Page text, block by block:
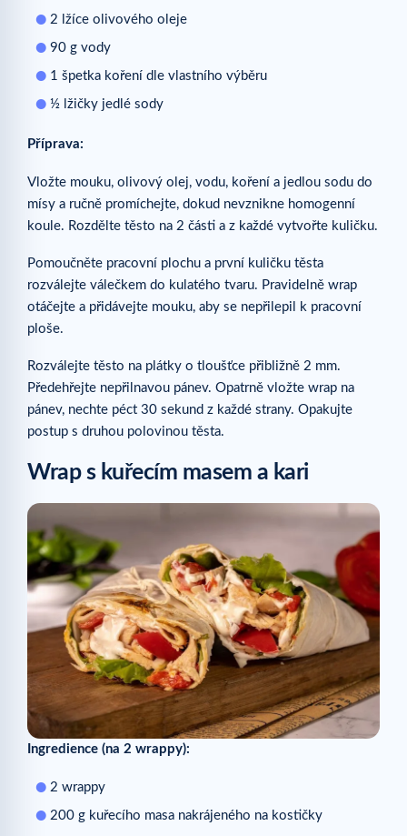
2 lžíce olivového oleje
90 g vody
1 špetka koření dle vlastního výběru
½ lžičky jedlé sody
Příprava:
Vložte mouku, olivový olej, vodu, koření a jedlou sodu do
mísy a ručně promíchejte, dokud nevznikne homogenní
koule. Rozdělte těsto na 2 části a z každé vytvořte kuličku.
Pomoučněte pracovní plochu a první kuličku těsta
rozválejte válečkem do kulatého tvaru. Pravidelně wrap
otáčejte a přidávejte mouku, aby se nepřilepil k pracovní
ploše.
Rozválejte těsto na plátky o tloušťce přibližně 2 mm.
Předehřejte nepřilnavou pánev. Opatrně vložte wrap na
pánev, nechte péct 30 sekund z každé strany. Opakujte
postup s druhou polovinou těsta.
Wrap s kuřecím masem a kari
Ingredience (na 2 wrappy):
2 wrappy
200 g kuřecího masa nakrájeného na kostičky